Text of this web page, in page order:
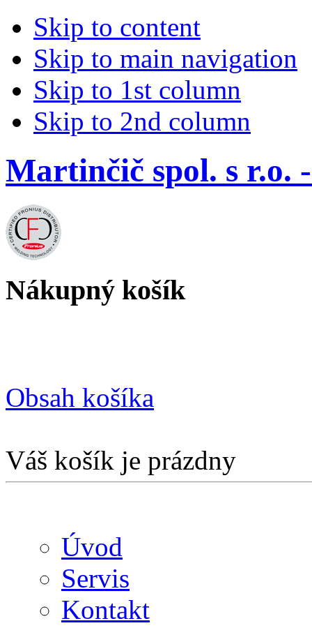
Skip to content
Skip to main navigation
Skip to 1st column
Skip to 2nd column
Martinčič spol. s r.o.
Nákupný košík
Obsah košíka
Váš košík je prázdny
Úvod
Servis
Kontakt